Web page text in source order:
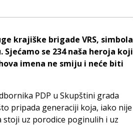
krajiške brigade VRS, simbola
se 234 naša heroja koji
imena ne smiju i neće biti
PDP u Skupštini grada
pripada generaciji koja, iako nije
uz porodice poginulih i uz